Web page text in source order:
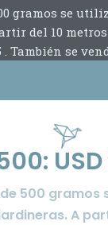
gramos se
del 10
. También se
500 gramos
A